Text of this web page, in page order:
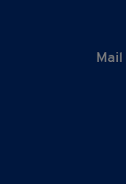
Mail